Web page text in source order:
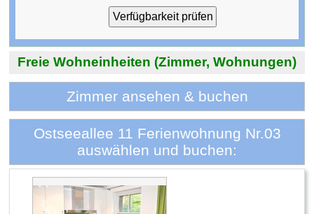
Freie Wohneinheiten (Zimmer, Wohnungen)
Zimmer ansehen & buchen
Ostseeallee 11 Ferienwohnung Nr.03
auswählen und buchen: